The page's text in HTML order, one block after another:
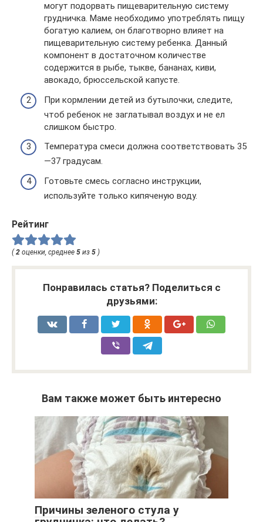
могут подорвать пищеварительную систему
грудничка. Маме необходимо употреблять пищу
богатую калием, он благотворно влияет на
пищеварительную систему ребенка. Данный
компонент в достаточном количестве
содержится в рыбе, тыкве, бананах, киви,
авокадо, брюссельской капусте.
При кормлении детей из бутылочки, следите,
чтоб ребенок не заглатывал воздух и не ел
слишком быстро.
Температура смеси должна соответствовать 35
—37 градусам.
Готовьте смесь согласно инструкции,
используйте только кипяченую воду.
Рейтинг
(2 оценки, среднее 5 из 5 )
Понравилась статья? Поделиться с
друзьями:
Вам также может быть интересно
Причины зеленого стула у